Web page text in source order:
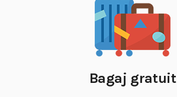
Bagaj gratuit